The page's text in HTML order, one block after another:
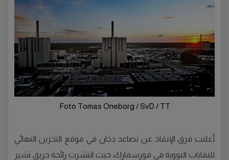
Foto Tomas Oneborg / SvD / TT
أعلنت فرق الإنقاذ عن تصاعد دخان في موقع التخزين النهائي
للنفايات النووية في فورسمارك، حيث انتشرت رائحة حريق تشير